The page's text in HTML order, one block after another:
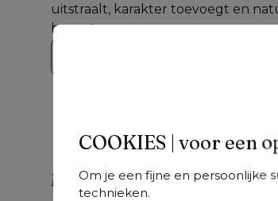
COOKIES | voor een
Om je een fijne en persoonlijke
technieken.
uitstraalt, karakter toevoegt en
brengt.
Meer uit deze collectie